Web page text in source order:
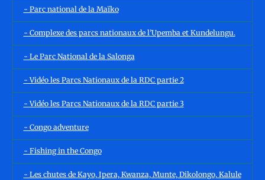
- Parc national de la Maïko
- Complexe des parcs nationaux de l’Upemba et Kundelungu.
- Le Parc National de la Salonga
- Vidéo les Parcs Nationaux de la RDC partie 2
- Vidéo les Parcs Nationaux de la RDC partie 3
- Congo adventure
- Fishing in the Congo
- Les chutes de Kayo, Ipera, Kwanza, Munte, Dikolongo, Kalule